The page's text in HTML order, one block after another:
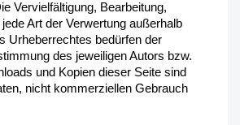
Vervielfältigung, Bearbeitung,
Art der Verwertung außerhalb
Urheberrechtes bedürfen der
des jeweiligen Autors bzw.
und Kopien dieser Seite sind
nicht kommerziellen Gebrauch